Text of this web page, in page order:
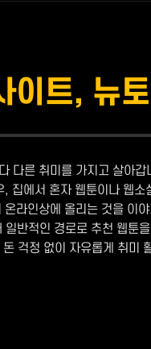
이트, 뉴
다른 취미를 가지고 살아
집에서 혼자 웹툰이나 웹
라인상에 올리는 것을 이
반적인 경로로 추천 웹툰
걱정 없이 자유롭게 취미